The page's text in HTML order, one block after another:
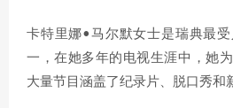
卡特里娜•马尔默女士是瑞典最
一，在她多年的电视生涯中，她
大量节目涵盖了纪录片、脱口秀和